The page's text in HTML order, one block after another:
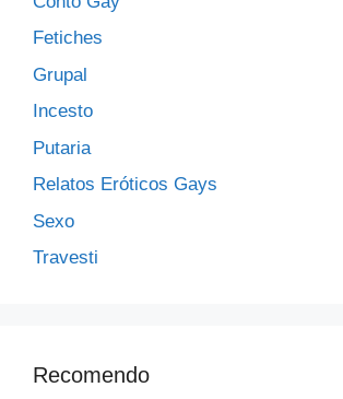
Fetiches
Grupal
Incesto
Putaria
Relatos Eróticos Gays
Sexo
Travesti
Recomendo